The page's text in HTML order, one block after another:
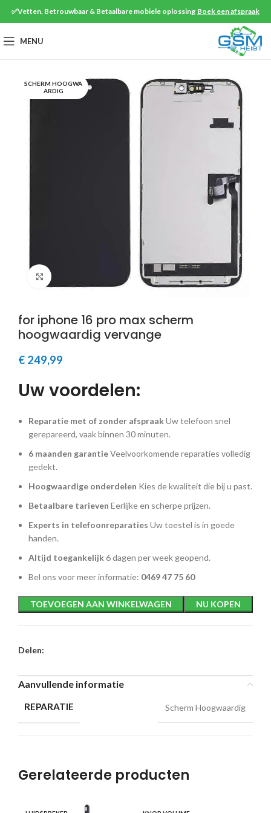
✅Vetten, Betrouwbaar & Betaalbare mobiele oplossing Boek een afspraak
MENU
SCHERM HOOGWA
ARDIG
for iphone 16 pro max scherm
hoogwaardig vervange
€ 249,99
Uw voordelen:
Reparatie met of zonder afspraakUw telefoon snel
gerepareerd, vaak binnen 30 minuten.
6 maanden garantieVeelvoorkomende reparaties volledig
gedekt.
Hoogwaardige onderdelen Kies de kwaliteit die bij u past.
Betaalbare tarieven Eerlijke en scherpe prijzen.
Experts in telefoonreparaties Uw toestel is in goede
handen.
Altijd toegankelijk6 dagen per week geopend.
Bel ons voor meer informatie: 0469 47 75 60
TOEVOEGEN AAN WINKELWAGEN NU KOPEN
Delen:
Aanvullende informatie
REPARATIE Scherm Hoogwaardig
Gerelateerde producten